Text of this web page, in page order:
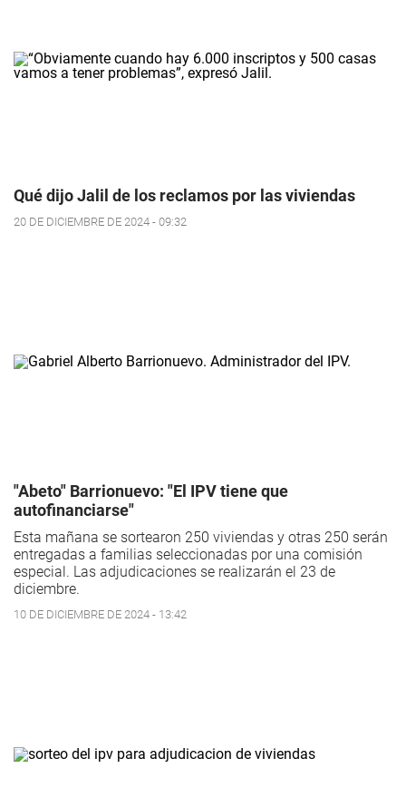
Qué dijo Jalil de los reclamos por las viviendas
20 DE DICIEMBRE DE 2024 - 09:32
"Abeto" Barrionuevo: "El IPV tiene que
autofinanciarse"
Esta mañana se sortearon 250 viviendas y otras 250 serán
entregadas a familias seleccionadas por una comisión
especial. Las adjudicaciones se realizarán el 23 de
diciembre.
10 DE DICIEMBRE DE 2024 - 13:42